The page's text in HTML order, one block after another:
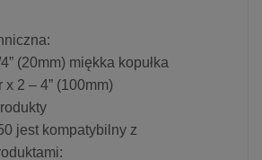
(20mm) miękka kopułka
2 – 4” (100mm)
jest kompatybilny z